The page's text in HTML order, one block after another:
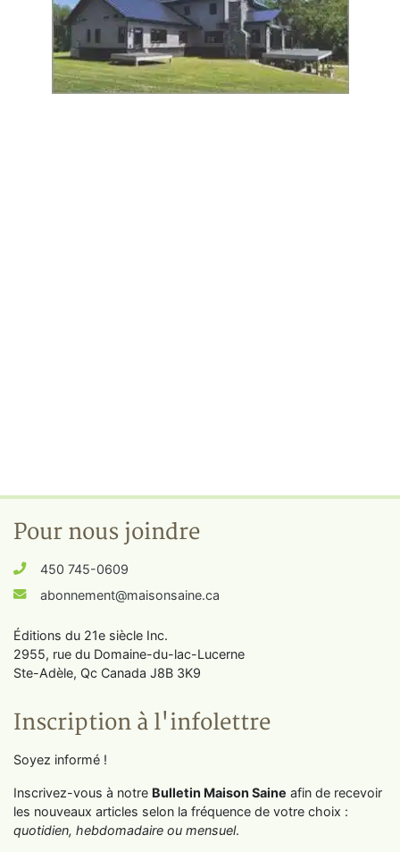
Pour nous joindre
450 745-0609
abonnement@maisonsaine.ca
Éditions du 21e siècle Inc.
2955, rue du Domaine-du-lac-Lucerne
Ste-Adèle, Qc Canada J8B 3K9
Inscription à l'infolettre
Soyez informé !
Inscrivez-vous à notre Bulletin Maison Saine afin de recevoir
les nouveaux articles selon la fréquence de votre choix :
quotidien, hebdomadaire ou mensuel.